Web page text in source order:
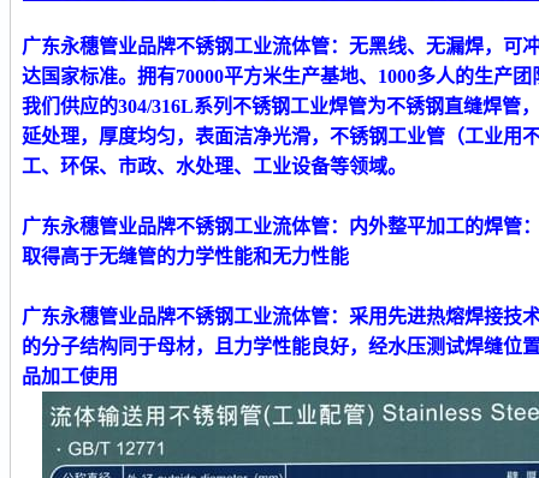
广东永穗管业品牌不锈钢工业流体管：无黑线、无漏焊，可
达国家标准。拥有70000平方米生产基地、1000多人的生产团
我们供应的304/316L系列不锈钢工业焊管为不锈钢直缝焊管
延处理，厚度均匀，表面洁净光滑，不锈钢工业管（工业用
工、环保、市政、水处理、工业设备等领域。
广东永穗管业品牌不锈钢工业流体管： 内外整平加工的焊管
取得高于无缝管的力学性能和无力性能
广东永穗管业品牌不锈钢工业流体管：采用先进热熔焊接技
的分子结构同于母材，且力学性能良好，经水压测试焊缝位
品加工使用